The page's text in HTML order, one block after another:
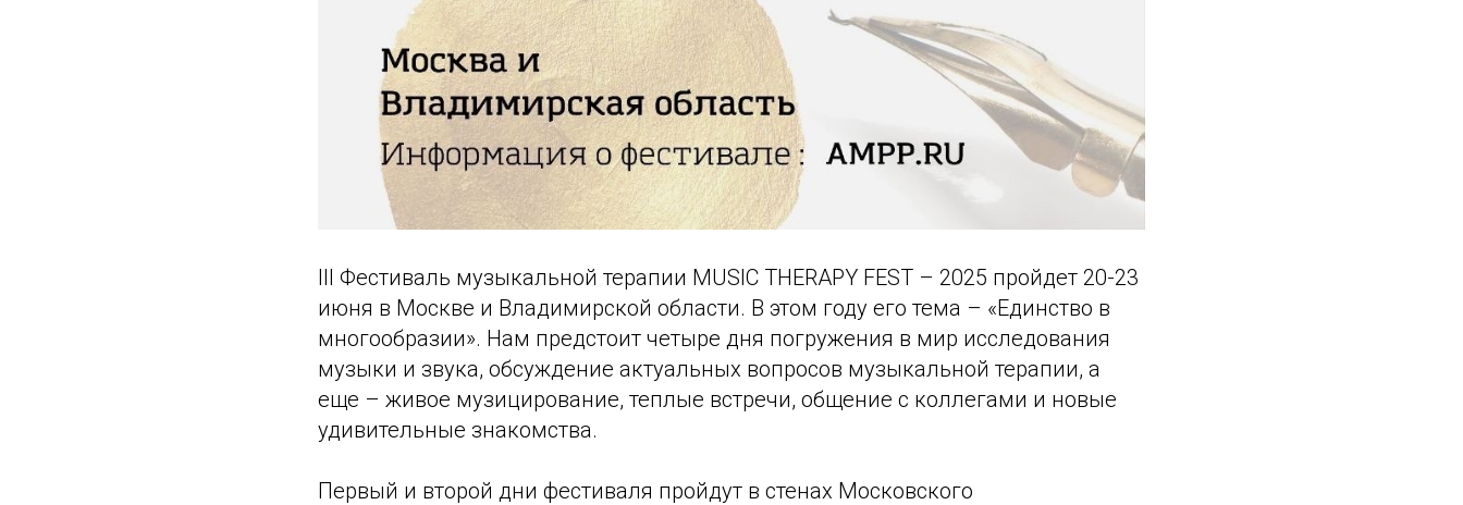
III Фестиваль музыкальной терапии MUSIC THERAPY FEST – 2025 пройдет 20-23
июня в Москве и Владимирской области. В этом году его тема – «Единство в
многообразии». Нам предстоит четыре дня погружения в мир исследования
музыки и звука, обсуждение актуальных вопросов музыкальной терапии, а
еще – живое музицирование, теплые встречи, общение с коллегами и новые
удивительные знакомства.
Первый и второй дни фестиваля пройдут в стенах Московского